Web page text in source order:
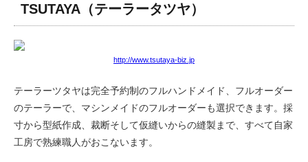
TSUTAYA（テーラータツヤ）
http://www.tsutaya-biz.jp
テーラーツタヤは完全予約制のフルハンドメイド、フルオーダー
のテーラーで、マシンメイドのフルオーダーも選択できます。採
寸から型紙作成、裁断そして仮縫いからの縫製まで、すべて自家
工房で熟練職人がおこないます。